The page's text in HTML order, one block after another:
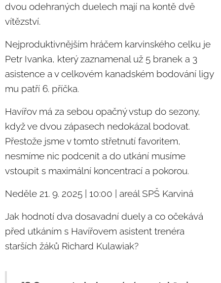
dvou odehraných duelech mají na kontě dvě
vítězství.
Nejproduktivnějším hráčem karvinského celku je
Petr Ivanka, který zaznamenal už 5 branek a 3
asistence a v celkovém kanadském bodování ligy
mu patří 6. příčka.
Havířov má za sebou opačný vstup do sezony,
když ve dvou zápasech nedokázal bodovat.
Přestože jsme v tomto střetnutí favoritem,
nesmíme nic podcenit a do utkání musíme
vstoupit s maximální koncentrací a pokorou.
Neděle 21. 9. 2025 | 10:00 | areál SPŠ Karviná
Jak hodnotí dva dosavadní duely a co očekává
před utkáním s Havířovem asistent trenéra
starších žáků Richard Kulawiak?